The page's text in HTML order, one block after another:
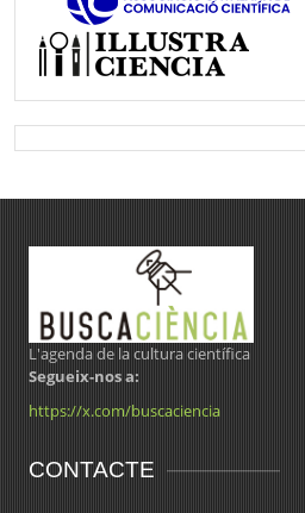
L'agenda de la cultura científica
Segueix-nos a:
https://x.com/buscaciencia
CONTACTE